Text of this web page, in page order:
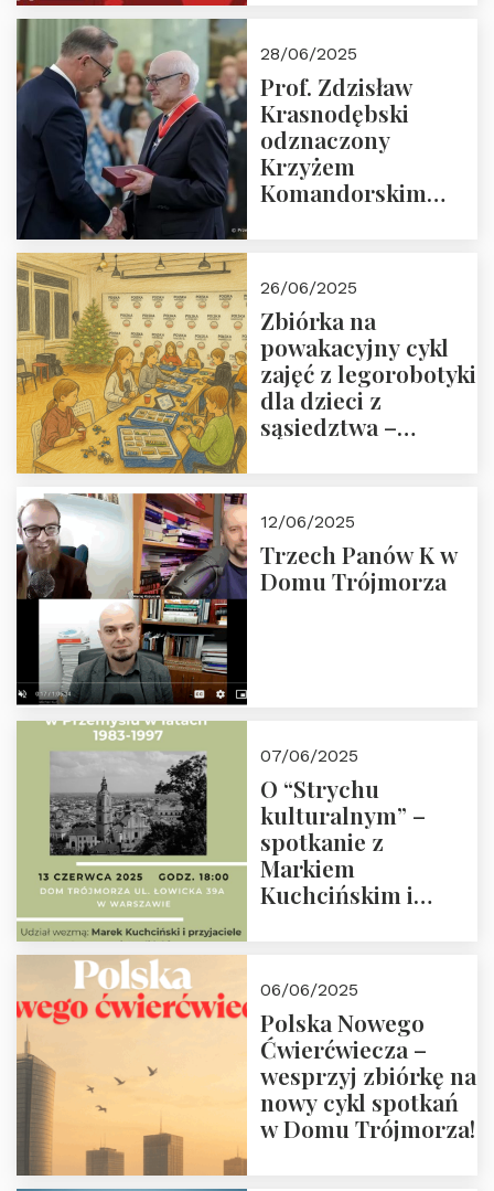
28/06/2025
Prof. Zdzisław
Krasnodębski
odznaczony
Krzyżem
Komandorskim
26/06/2025
Zbiórka na
powakacyjny cykl
zajęć z legorobotyki
dla dzieci z
sąsiedztwa –
Fundacji
12/06/2025
Trzech Panów K w
Domu Trójmorza
07/06/2025
O “Strychu
kulturalnym” –
spotkanie z
Markiem
Kuchcińskim i
18:00
06/06/2025
Polska Nowego
Ćwierćwiecza –
wesprzyj zbiórkę na
nowy cykl spotkań
w Domu Trójmorza!